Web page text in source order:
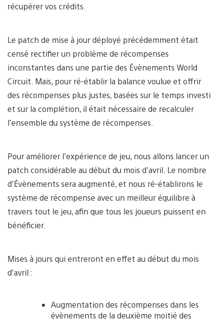
récupérer vos crédits.
Le patch de mise à jour déployé précédemment était
censé rectifier un problème de récompenses
inconstantes dans une partie des Évènements World
Circuit. Mais, pour ré-établir la balance voulue et offrir
des récompenses plus justes, basées sur le temps investi
et sur la complétion, il était nécessaire de recalculer
l’ensemble du système de récompenses.
Pour améliorer l’expérience de jeu, nous allons lancer un
patch considérable au début du mois d’avril. Le nombre
d’Évènements sera augmenté, et nous ré-établirons le
système de récompense avec un meilleur équilibre à
travers tout le jeu, afin que tous les joueurs puissent en
bénéficier.
Mises à jours qui entreront en effet au début du mois
d’avril :
Augmentation des récompenses dans les
évènements de la deuxième moitié des